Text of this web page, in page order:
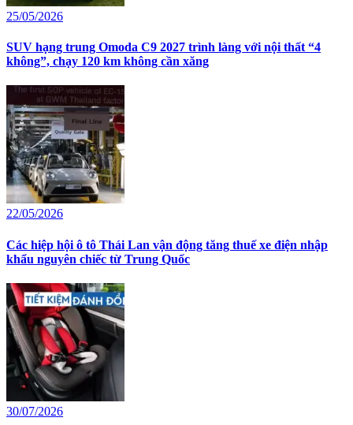
25/05/2026
SUV hạng trung Omoda C9 2027 trình làng với nội thất “4
không”, chạy 120 km không cần xăng
22/05/2026
Các hiệp hội ô tô Thái Lan vận động tăng thuế xe điện nhập
khẩu nguyên chiếc từ Trung Quốc
30/07/2026